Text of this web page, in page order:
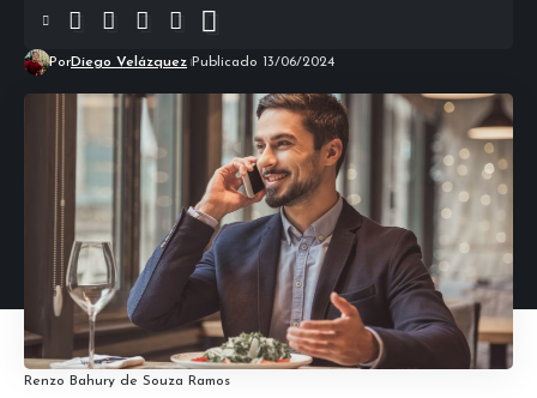
PorDiego Velázquez Publicado 13/06/2024
Renzo Bahury de Souza Ramos